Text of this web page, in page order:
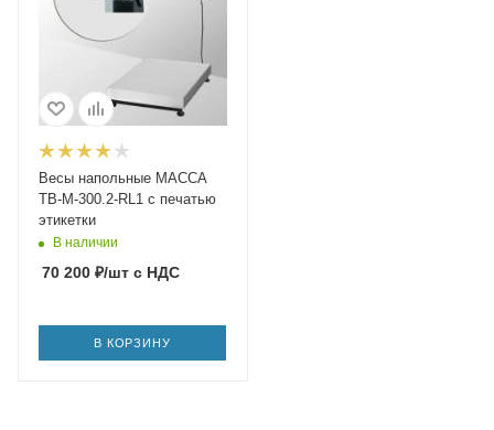
Весы напольные МАССА
ТВ-M-300.2-RL1 с печатью
этикетки
В наличии
70 200 ₽/шт с НДС
В КОРЗИНУ